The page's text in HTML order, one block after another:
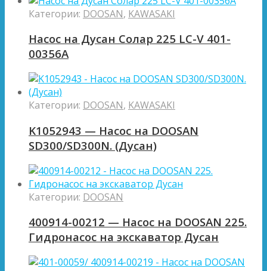
Категории: DOOSAN, KAWASAKI
Насос на Дусан Солар 225 LC-V 401-
00356A
Категории: DOOSAN, KAWASAKI
K1052943 — Насос на DOOSAN
SD300/SD300N. (Дусан)
Категории: DOOSAN
400914-00212 — Насос на DOOSAN 225.
Гидронасос на экскаватор Дусан